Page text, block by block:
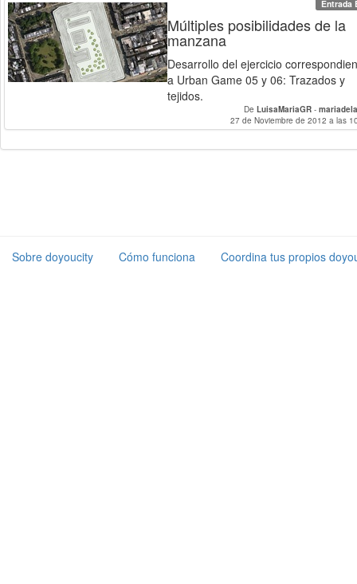
Entrada
Múltiples posibilidades de la
manzana
Desarrollo del ejercicio
a Urban Game 05 y 06: Trazados y
tejidos.
De LuisaMariaGR -
27 de Noviembre de 2012 a las
Sobre doyoucity Cómo funciona Coordina tus propios